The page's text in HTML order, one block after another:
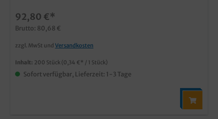
92,80 €*
Brutto: 80,68 €
zzgl. MwSt und Versandkosten
Inhalt: 200 Stück (0,34 €* / 1 Stück)
Sofort verfügbar, Lieferzeit: 1-3 Tage